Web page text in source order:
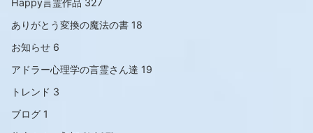
ありがとう変換の魔法の書 18
お知らせ 6
アドラー心理学の言霊さん達 19
トレンド 3
ブログ 1